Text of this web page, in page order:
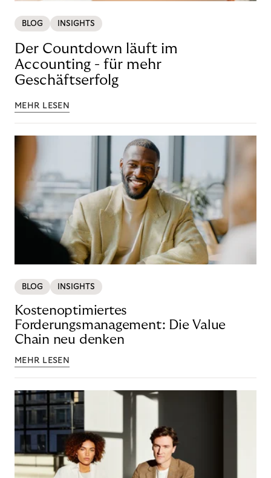
BLOG INSIGHTS
Der Countdown läuft im
Accounting - für mehr
Geschäftserfolg
MEHR LESEN
BLOG INSIGHTS
Kostenoptimiertes
Forderungsmanagement: Die Value
Chain neu denken
MEHR LESEN